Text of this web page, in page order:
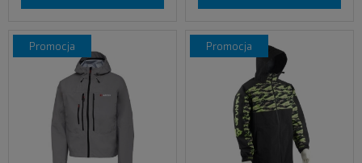
promocja promocja